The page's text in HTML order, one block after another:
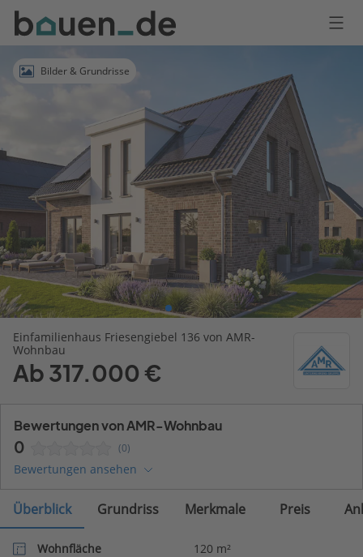
Bauen
Logo
AnmeldenBilder & Grundrisse
Einfamilienhaus Friesengiebel 136 von AMR-
Wohnbau
Ab 317.000 €
Bewertungen von AMR-Wohnbau
0 (0)
Bewertungen ansehen
Überblick Grundriss Merkmale Preis
Wohnfläche
120 m²